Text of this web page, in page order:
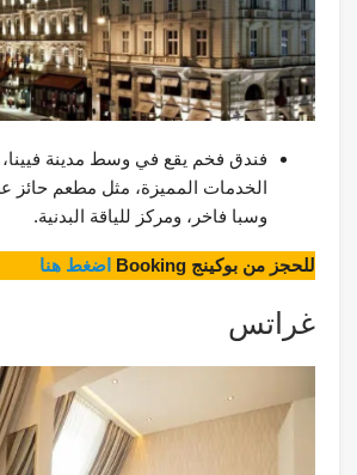
فندق فخم يقع في وسط مدينة فيينا،
الخدمات المميزة، مثل مطعم حائز
وسبا فاخر، ومركز للياقة البدنية.
للحجز من بوكينج Booking اضغط هنا
غراتس